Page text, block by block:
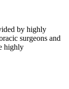
by highly
surgeons and
highly